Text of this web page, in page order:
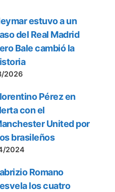
estuvo a un
del Real Madrid
Bale cambió la
2026
Pérez en
con el
United por
brasileños
2024
Romano
los cuatro